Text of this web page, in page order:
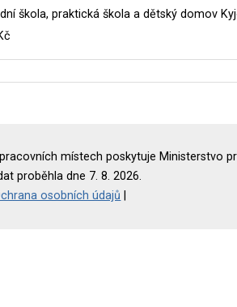
škola, praktická škola a dětský domov
místech poskytuje Ministerstvo
proběhla dne 7. 8. 2026.
osobních údajů